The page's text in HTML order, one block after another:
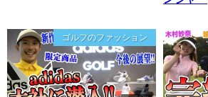
ゴルフのファッション